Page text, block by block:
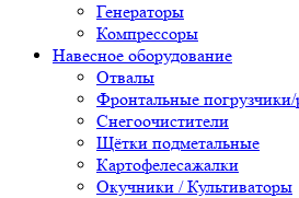
Генераторы
Компрессоры
Навесное оборудование
Отвалы
Фронтальные
Снегоочистители
Щётки подметальные
Картофелесажалки
Окучники / Культиваторы